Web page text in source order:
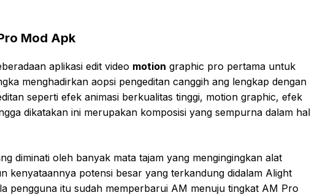
Mod Apk
aplikasi edit video motion graphic pro pertama untuk
menghadirkan aopsi pengeditan canggih ang lengkap dengan
seperti efek animasi berkualitas tinggi, motion graphic, efek
dikatakan ini merupakan komposisi yang sempurna dalam hal
diminati oleh banyak mata tajam yang mengingingkan alat
kenyataannya potensi besar yang terkandung didalam Alight
pengguna itu sudah memperbarui AM menuju tingkat AM Pro